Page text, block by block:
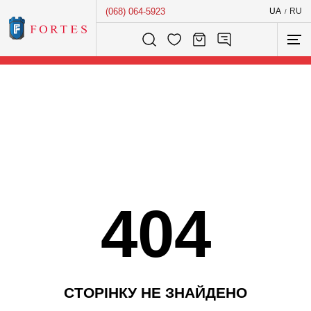
(068) 064-5923 UA / RU
Розумний пошук...
404
СТОРІНКУ НЕ ЗНАЙДЕНО